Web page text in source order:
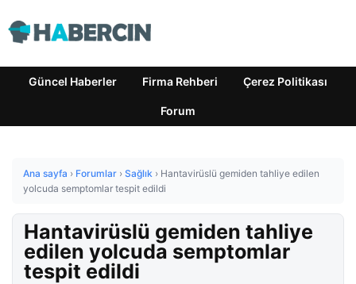
Güncel Haberler Firma Rehberi Çerez Politikası
Forum
Ana sayfa › Forumlar › Sağlık › Hantavirüslü gemiden tahliye edilen
yolcuda semptomlar tespit edildi
Hantavirüslü gemiden tahliye
edilen yolcuda semptomlar
tespit edildi